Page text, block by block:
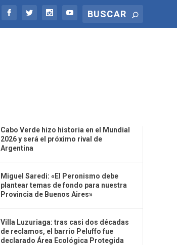
Cabo Verde hizo historia en el Mundial
2026 y será el próximo rival de
Argentina
Miguel Saredi: «El Peronismo debe
plantear temas de fondo para nuestra
Provincia de Buenos Aires»
Villa Luzuriaga: tras casi dos décadas
de reclamos, el barrio Peluffo fue
declarado Área Ecológica Protegida